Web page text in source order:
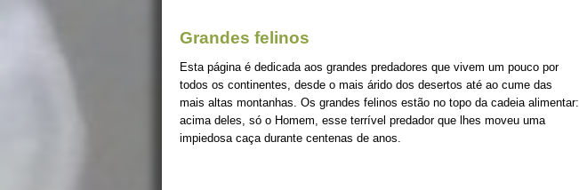
Grandes felinos
Esta página é dedicada aos grandes predadores que vivem um pouco por
todos os continentes, desde o mais árido dos desertos até ao cume das
mais altas montanhas. Os grandes felinos estão no topo da cadeia alimentar:
acima deles, só o Homem, esse terrível predador que lhes moveu uma
impiedosa caça durante centenas de anos.